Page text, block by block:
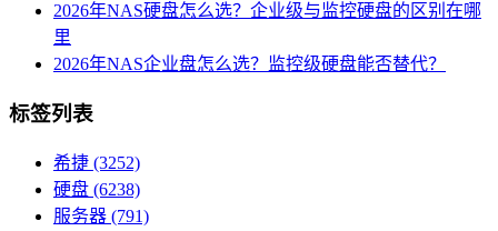
2026年NAS硬盘怎么选？企业级与监控硬盘的区别在哪
里
2026年NAS企业盘怎么选？监控级硬盘能否替代？
标签列表
希捷 (3252)
硬盘 (6238)
服务器 (791)